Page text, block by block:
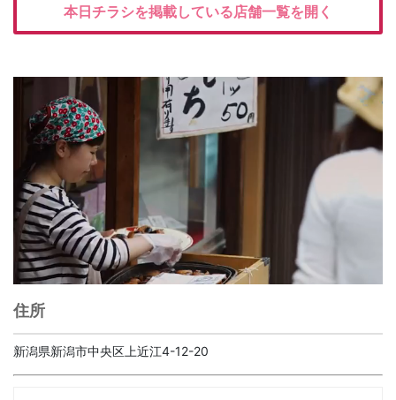
本日チラシを掲載している店舗一覧を開く
住所
新潟県新潟市中央区上近江4-12-20